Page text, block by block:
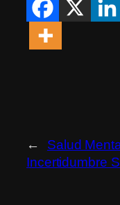
←
Salud
Incertidumbre